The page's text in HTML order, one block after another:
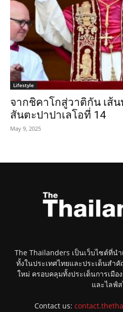
Lifestyle
จากชิคาโกสู่วาติกัน เส้
สันตะปาปาเลโอที่ 14
May 9, 2025
The Thailanders เป็นเว็บไซต์ที่น
ทั้งในประเทศไทยและประเด็นสำ
ใหม่ ครอบคลุมทั้งประเด็นการเมื
และไลฟ์
Contact us: